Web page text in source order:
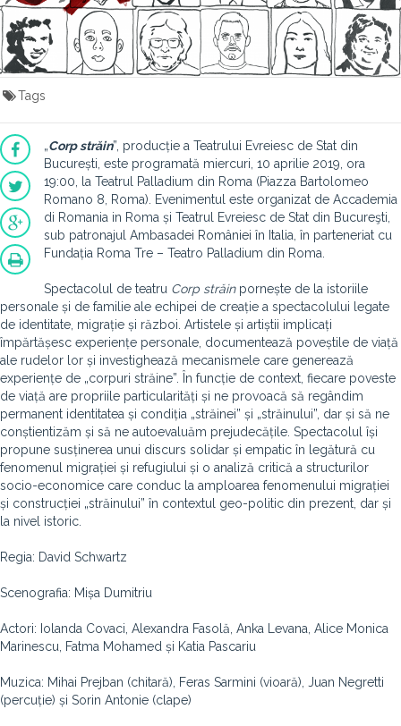
Tags
„Corp străin”, producție a Teatrului Evreiesc de Stat din
București, este programată miercuri, 10 aprilie 2019, ora
19:00, la Teatrul Palladium din Roma (Piazza Bartolomeo
Romano 8, Roma). Evenimentul este organizat de Accademia
di Romania in Roma și Teatrul Evreiesc de Stat din Bucureşti,
sub patronajul Ambasadei României în Italia, în parteneriat cu
Fundația Roma Tre – Teatro Palladium din Roma.
Spectacolul de teatru Corp străinpornește de la istoriile
personale și de familie ale echipei de creație a spectacolului legate
de identitate, migrație și război. Artistele și artiștii implicați
împărtășesc experiențe personale, documentează poveștile de viață
ale rudelor lor și investighează mecanismele care generează
experiențe de „corpuri străine”. În funcție de context, fiecare poveste
de viață are propriile particularități și ne provoacă să regândim
permanent identitatea și condiția „străinei” și „străinului”, dar și să ne
conștientizăm și să ne autoevaluăm prejudecățile. Spectacolul își
propune susținerea unui discurs solidar și empatic în legătură cu
fenomenul migrației și refugiului și o analiză critică a structurilor
socio-economice care conduc la amploarea fenomenului migrației
și construcției „străinului” în contextul geo-politic din prezent, dar și
la nivel istoric.
Regia: David Schwartz
Scenografia: Mișa Dumitriu
Actori: Iolanda Covaci, Alexandra Fasolă, Anka Levana, Alice Monica
Marinescu, Fatma Mohamed și Katia Pascariu
Muzica: Mihai Prejban (chitară), Feras Sarmini (vioară), Juan Negretti
(percuție) și Sorin Antonie (clape)